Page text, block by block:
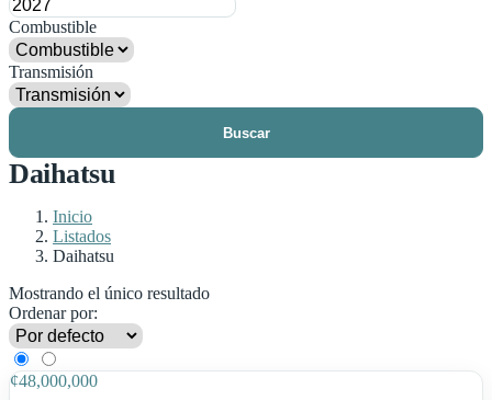
Combustible
Transmisión
Buscar
Daihatsu
Inicio
Listados
Daihatsu
Mostrando el único resultado
Ordenar por:
1
¢48,000,000